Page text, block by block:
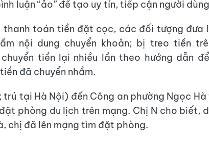
luận “ảo” để tạo uy tín, tiếp cận người
thanh toán tiền đặt cọc, các đối tượng đưa
nội dung chuyển khoản; bị treo tiền
tiền lại nhiều lần theo hướng dẫn
đã chuyển nhầm.
trú tại Hà Nội) đến Công an phường Ngọc
phòng du lịch trên mạng. Chị N cho biết,
chị đã lên mạng tìm đặt phòng.